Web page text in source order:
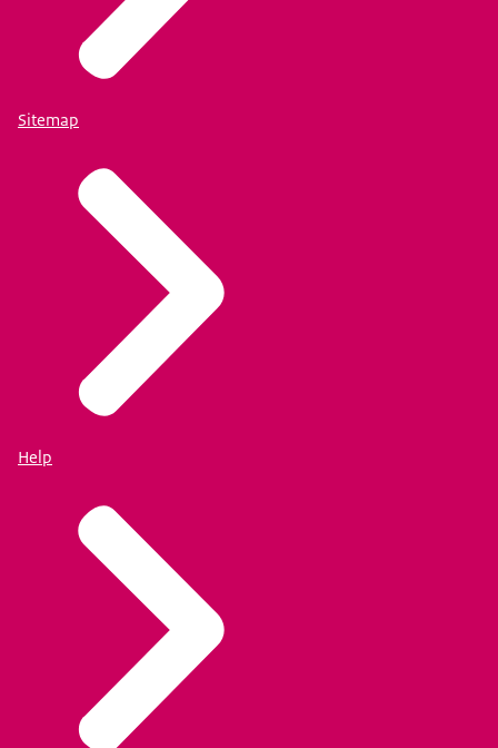
Sitemap
Help